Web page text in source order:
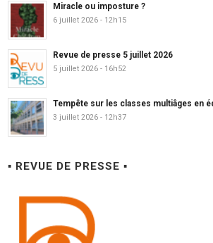
Miracle ou imposture ?
6 juillet 2026 - 12h15
Revue de presse 5 juillet 2026
5 juillet 2026 - 16h52
Tempête sur les classes multiâges en
3 juillet 2026 - 12h37
▪ REVUE DE PRESSE ▪